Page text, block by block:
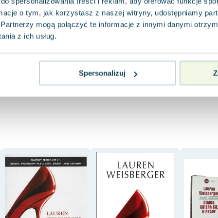
o tym, jak korzystasz z naszej witryny, udostępniamy
mogą połączyć te informacje z innymi danymi
z ich usług.
Spersonalizuj
Miękka Pakujemy dzisiaj
Używana Wyprzedaż
12.44 zł widoczne ślady używania
Do koszyka
Miękka Pakujemy dzisiaj
Używana Wyprzedaż
Do koszyka
Miękka
Używana
Do